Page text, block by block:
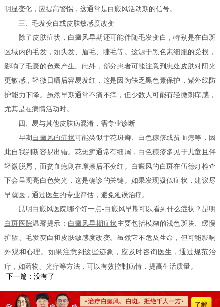
明显变化，应提高警惕，这通常是白癜风活动期的信号。
三、毛发变白或皮肤敏感度改变
除了皮肤症状，白癜风早期还可能伴随毛发变白，特别是在白斑
区域内的毛发，如头发、眉毛、睫毛等。这源于黑色素细胞的受损，
影响了毛囊的色素产生。此外，部分患者可能注意到患处皮肤对阳光
更敏感，轻微日晒后容易发红，这是因为缺乏黑色素保护，紫外线防
护能力下降。虽然早期通常不痛不痒，但少数人可能有轻微刺痒感，
尤其是在病情活动时。
四、易与其他皮肤病混淆，需专业诊断
早期 白癜风的症状可能类似于花斑癣、白色糠疹或贫血痣等，因
此自我判断容易出错。花斑癣通常有细屑，白色糠疹多见于儿童且伴
轻微脱屑，而贫血痣则在摩擦后不变红。白癜风的白斑在伍德灯检查
下会呈现亮白色荧光，这是确诊的关键。如果发现疑似症状，建议尽
早就医，通过医生的专业评估，避免延误治疗。
昆明白癜风医院哪个好一点-白癜风早期可以看到什么症状？ 昆明
白斑医院温馨提示： 白癜风早期症状 主要包括模糊的浅色斑块、缓慢
扩散、毛发变白和皮肤敏感度改变。虽然它不危及生命，但可能影响
外观和心理。如果注意到这些迹象，应及时咨询医生，通过规范治
疗，如药物、光疗等方法，可以有效控制病情，提高生活质量。
下一篇：没有了